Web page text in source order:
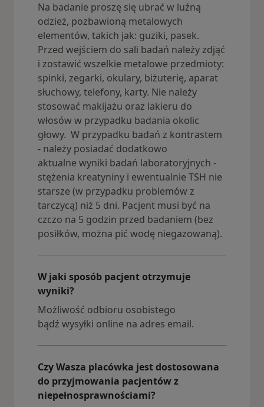
Na badanie proszę się ubrać w luźną
odzież, pozbawioną metalowych
elementów, takich jak: guziki, pasek.
Przed wejściem do sali badań należy zdjąć
i zostawić wszelkie metalowe przedmioty:
spinki, zegarki, okulary, biżuterię, aparat
słuchowy, telefony, karty. Nie należy
stosować makijażu oraz lakieru do
włosów w przypadku badania okolic
głowy. W przypadku badań z kontrastem
- należy posiadać dodatkowo
aktualne wyniki badań laboratoryjnych -
stężenia kreatyniny i ewentualnie TSH nie
starsze (w przypadku problemów z
tarczycą) niż 5 dni. Pacjent musi być na
czczo na 5 godzin przed badaniem (bez
posiłków, można pić wodę niegazowaną).
W jaki sposób pacjent otrzymuje
wyniki?
Możliwość odbioru osobistego
bądź wysyłki online na adres email.
Czy Wasza placówka jest dostosowana
do przyjmowania pacjentów z
niepełnosprawnościami?